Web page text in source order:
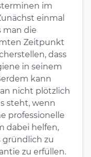
im
einmal
man die
Zeitpunkt
dass
in seinem
kann
nicht plötzlich
steht, wenn
professionelle
dabei helfen,
gründlich zu
zu erfüllen.